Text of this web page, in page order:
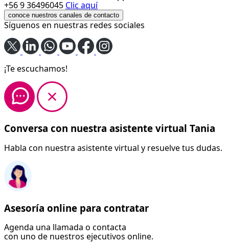
+56 9 36496045 Clic aquí
conoce nuestros canales de contacto
Síguenos en nuestras redes sociales
¡Te escuchamos!
Conversa con nuestra asistente virtual Tania
Habla con nuestra asistente virtual y resuelve tus dudas.
Asesoría online para contratar
Agenda una llamada o contacta
con uno de nuestros ejecutivos online.